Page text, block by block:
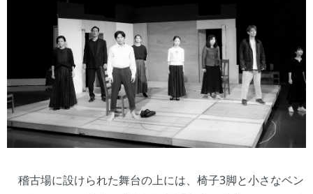
稽古場に設けられた舞台の上には、椅子3脚と小さなベン